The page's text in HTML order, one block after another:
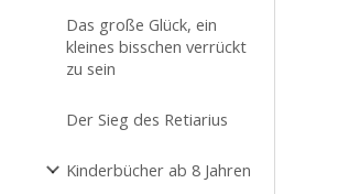
Das große Glück, ein
kleines bisschen verrückt
zu sein
Der Sieg des Retiarius
Kinderbücher ab 8 Jahren